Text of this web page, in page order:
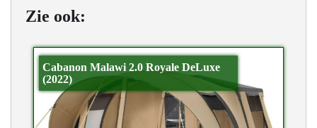
Zie ook:
Cabanon Malawi 2.0 Royale DeLuxe
(2022)